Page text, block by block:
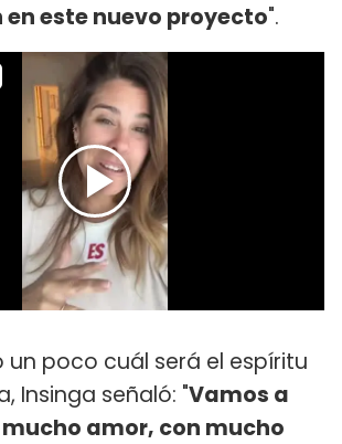
este nuevo proyecto".
poco cuál será el espíritu
Insinga señaló: "Vamos a
amor, con mucho